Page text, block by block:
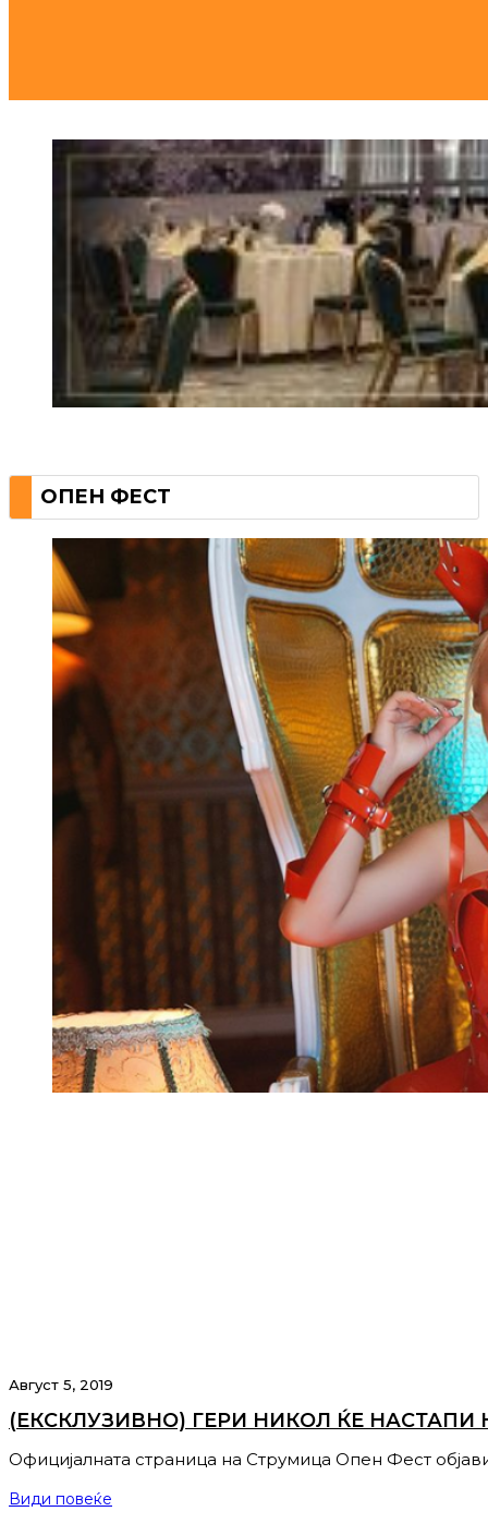
ОПЕН ФЕСТ
Август 5, 2019
(ЕКСКЛУЗИВНО) ГЕРИ НИКОЛ ЌЕ НАСТАПИ
Официјалната страница на Струмица Опен Фест
Види повеќе